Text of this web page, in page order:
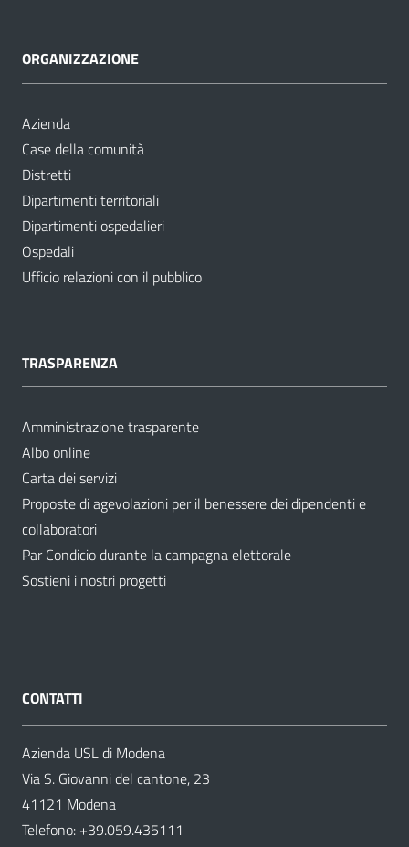
ORGANIZZAZIONE
Azienda
Case della comunità
Distretti
Dipartimenti territoriali
Dipartimenti ospedalieri
Ospedali
Ufficio relazioni con il pubblico
TRASPARENZA
Amministrazione trasparente
Albo online
Carta dei servizi
Proposte di agevolazioni per il benessere dei dipendenti e
collaboratori
Par Condicio durante la campagna elettorale
Sostieni i nostri progetti
CONTATTI
Azienda USL di Modena
Via S. Giovanni del cantone, 23
41121 Modena
Telefono: +39.059.435111